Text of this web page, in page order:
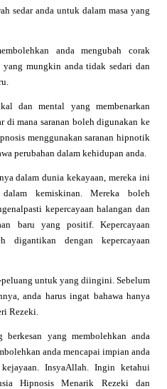
sedar anda untuk dalam masa yang
anda mengubah corak
yang mungkin anda tidak sedari dan
dan mental yang membenarkan
di mana saranan boleh digunakan ke
menggunakan saranan hipnotik
perubahan dalam kehidupan anda.
dalam dunia kekayaan, mereka ini
kemiskinan. Mereka boleh
kepercayaan halangan dan
baru yang positif. Kepercayaan
digantikan dengan kepercayaan
untuk yang diingini. Sebelum
anda harus ingat bahawa hanya
Rezeki.
yang membolehkan anda
anda mencapai impian anda
InsyaAllah. Ingin ketahui
Hipnosis Menarik Rezeki dan